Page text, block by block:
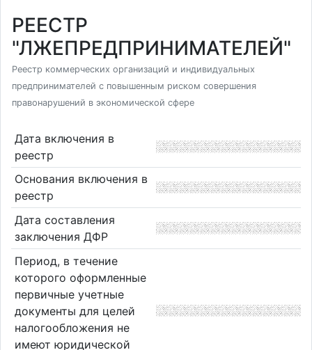
РЕЕСТР
"ЛЖЕПРЕДПРИНИМАТЕЛЕЙ"
Реестр коммерческих организаций и индивидуальных
предпринимателей с повышенным риском совершения
правонарушений в экономической сфере
Дата включения в
реестр
Основания включения в
реестр
Дата составления
заключения ДФР
Период, в течение
которого оформленные
первичные учетные
документы для целей
налогообложения не
имеют юридической